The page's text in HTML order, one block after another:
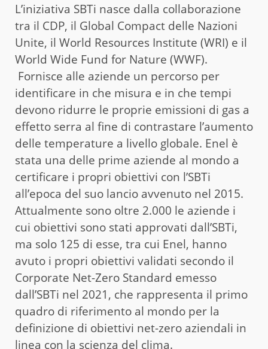
L’iniziativa SBTi nasce dalla collaborazione
tra il CDP, il Global Compact delle Nazioni
Unite, il World Resources Institute (WRI) e il
World Wide Fund for Nature (WWF).
Fornisce alle aziende un percorso per
identificare in che misura e in che tempi
devono ridurre le proprie emissioni di gas a
effetto serra al fine di contrastare l’aumento
delle temperature a livello globale. Enel è
stata una delle prime aziende al mondo a
certificare i propri obiettivi con l’SBTi
all’epoca del suo lancio avvenuto nel 2015.
Attualmente sono oltre 2.000 le aziende i
cui obiettivi sono stati approvati dall’SBTi,
ma solo 125 di esse, tra cui Enel, hanno
avuto i propri obiettivi validati secondo il
Corporate Net-Zero Standard emesso
dall’SBTi nel 2021, che rappresenta il primo
quadro di riferimento al mondo per la
definizione di obiettivi net-zero aziendali in
linea con la scienza del clima.